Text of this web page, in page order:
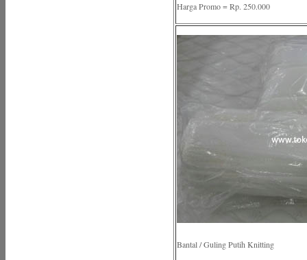
Harga Promo = Rp. 250.000
Bantal / Guling Putih Knitting